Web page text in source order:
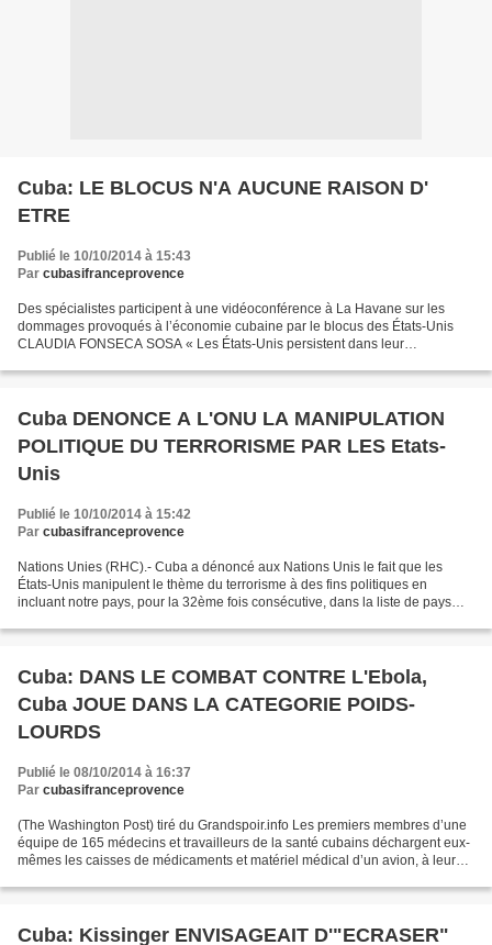
Cuba: LE BLOCUS N'A AUCUNE RAISON D'
ETRE
Publié le 10/10/2014 à 15:43
Par cubasifranceprovence
Des spécialistes participent à une vidéoconférence à La Havane sur les
dommages provoqués à l’économie cubaine par le blocus des États-Unis
CLAUDIA FONSECA SOSA « Les États-Unis persistent dans leur
Cuba DENONCE A L'ONU LA MANIPULATION
POLITIQUE DU TERRORISME PAR LES Etats-
Unis
Publié le 10/10/2014 à 15:42
Par cubasifranceprovence
Nations Unies (RHC).- Cuba a dénoncé aux Nations Unis le fait que les
États-Unis manipulent le thème du terrorisme à des fins politiques en
incluant notre pays, pour la 32ème fois consécutive, dans la liste de pays
Cuba: DANS LE COMBAT CONTRE L'Ebola,
Cuba JOUE DANS LA CATEGORIE POIDS-
LOURDS
Publié le 08/10/2014 à 16:37
Par cubasifranceprovence
(The Washington Post) tiré du Grandspoir.info Les premiers membres d’une
équipe de 165 médecins et travailleurs de la santé cubains déchargent eux-
mêmes les caisses de médicaments et matériel médical d’un avion, à leur
Cuba: Kissinger ENVISAGEAIT D'"ECRASER"